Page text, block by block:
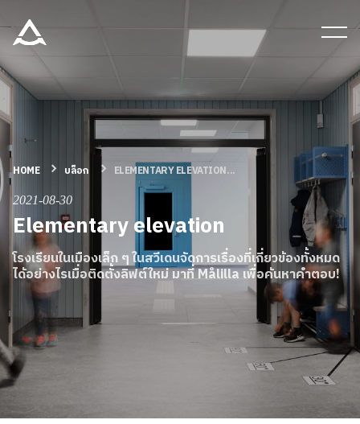
เครื่องมือและเอกสาร
บล็อก & ข่าวสาร
เกี่ยวกับ ARITCO
สําหรับมืออาชีพ
สั่งซื้อ Digital HomeKit
ติดต่อเรา
สอบถามราคาประเมิน
HOME บล็อก ELEMENTARY ELEVATION...
2021-08-30
Elementary elevation
โรงเรียนในเมืองเล็ก ๆ ในสวีเดนจัดการเรื่องที่เกี่ยวข้องทั้งหมด
ได้อย่างไรเมื่อติดตั้งลิฟต์ใหม่ มาที่ Målilla เพื่อค้นหาคำตอบ!